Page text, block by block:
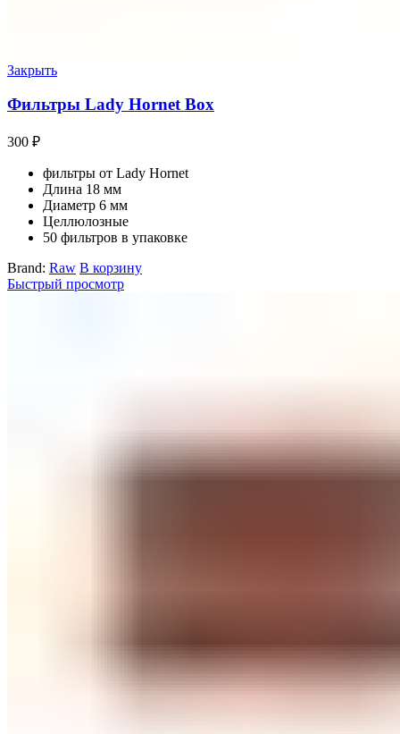
Закрыть
Фильтры Lady Hornet Box
300 ₽
фильтры от Lady Hornet
Длина 18 мм
Диаметр 6 мм
Целлюлозные
50 фильтров в упаковке
Brand: Raw В корзину
Быстрый просмотр